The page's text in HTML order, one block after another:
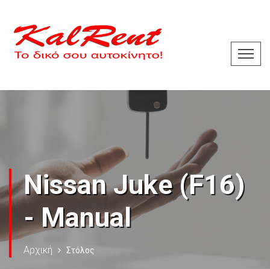
Nissan Juke (F16)
- Manual
Αρχική Στόλος